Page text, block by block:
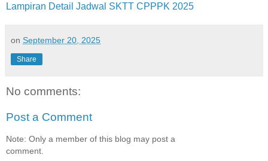
Lampiran Detail Jadwal SKTT CPPPK 2025
on September 20, 2025
Share
No comments:
Post a Comment
Note: Only a member of this blog may post a
comment.